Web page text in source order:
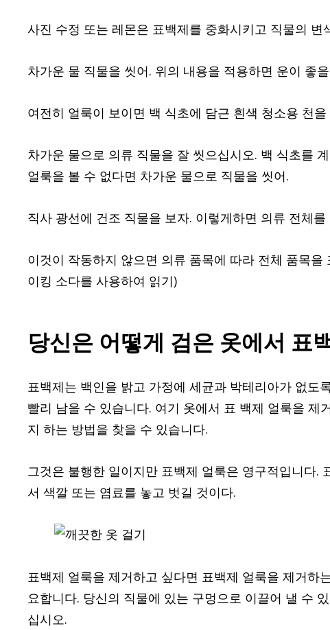
사진 수정 또는 레몬은 표백제를 중화시키고 직물의 변
차가운 물 직물을 씻어. 위의 내용을 적용하면 운이 좋
여전히 얼룩이 보이면 백 식초에 담근 흰색 청소용 천
차가운 물으로 의류 직물을 잘 씻으십시오. 백 식초를
얼룩을 볼 수 없다면 차가운 물으로 직물을 씻어.
직사 광선에 건조 직물을 보자. 이렇게하면 의류 전체
이것이 작동하지 않으면 의류 품목에 따라 전체 품목
이킹 소다를 사용하여 읽기)
당신은 어떻게 검은 옷에서 표
표백제는 백인을 밝고 가정에 세균과 박테리아가 없도
빨리 남을 수 있습니다. 여기 옷에서 표 백제 얼룩을
지 하는 방법을 찾을 수 있습니다.
그것은 불행한 일이지만 표백제 얼룩은 영구적입니다.
서 색깔 또는 염료를 놓고 벗길 것이다.
표백제 얼룩을 제거하고 싶다면 표백제 얼룩을 제거하
요합니다. 당신의 직물에 있는 구멍으로 이끌어 낼 수
십시오.